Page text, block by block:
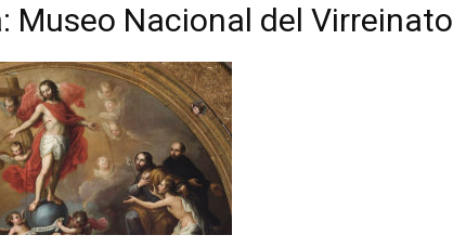
Museo Nacional del Virreinato